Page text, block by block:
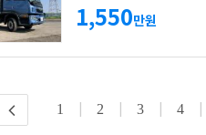
1,550만원
1 2 3 4